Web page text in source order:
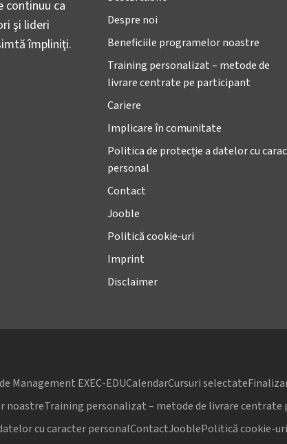
continuu ca
şi lideri
împliniţi.
Despre noi
Beneficiile programelor noastre
Training personalizat – metode de
livrare centrate pe participant
Cariere
Implicare în comunitate
Politica de protecție a datelor cu
personal
Contact
Jooble
Politică cookie-uri
Imprint
Disclaimer
Management EXEC-EDUCalendarCursuri selectate
noastreTraining personalizat – metode de livrare
cu caracter personalContactJooblePolitică cookie-uri